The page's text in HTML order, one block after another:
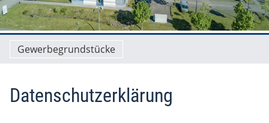
Gewerbegrundstücke
Datenschutzerklärung